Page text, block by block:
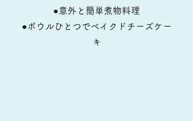
●意外と簡単煮物料理
●ボウルひとつでベイクドチーズケー
キ